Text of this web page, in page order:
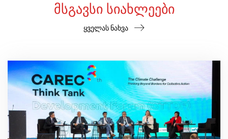
ᲛᲡᲒᲐᲕᲡᲘ ᲡᲘᲐᲮᲚᲔᲔᲑᲘ
ყველას ნახვა